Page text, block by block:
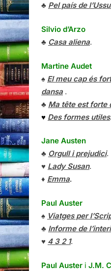
♣ Pel país de
Silvio d’Arzo
♣ Casa aliena.
Martine Audet
♠ El meu cap és
dansa.
♣ Ma tête est forte
♥ Des formes utiles.
Jane Austen
♣ Orgull i prejudici.
♥ Lady Susan.
♦ Emma.
Paul Auster
♠ Viatges per
♣ Informe de
♥ 4 3 2 1.
Paul Auster i J.M.